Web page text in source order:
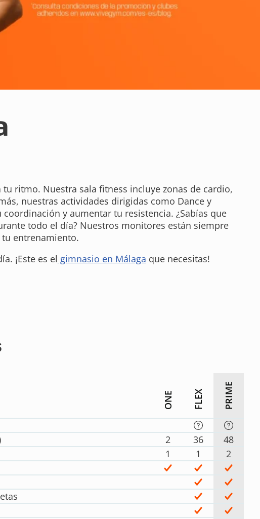
ritmo. Nuestra sala fitness incluye zonas de cardio,
nuestras actividades dirigidas como Dance y
y aumentar tu resistencia. ¿Sabías que
todo el día? Nuestros monitores están siempre
entrenamiento.
¡Este es el gimnasio en Málaga que necesitas!
ONE FLEX PRIME
2 36
48
1 1
2